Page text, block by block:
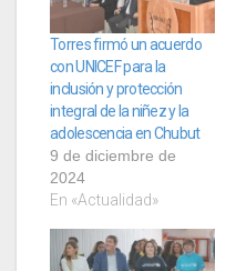
Torres firmó un acuerdo
con UNICEF para la
inclusión y protección
integral de la niñez y la
adolescencia en Chubut
9 de diciembre de
2024
En «Actualidad»